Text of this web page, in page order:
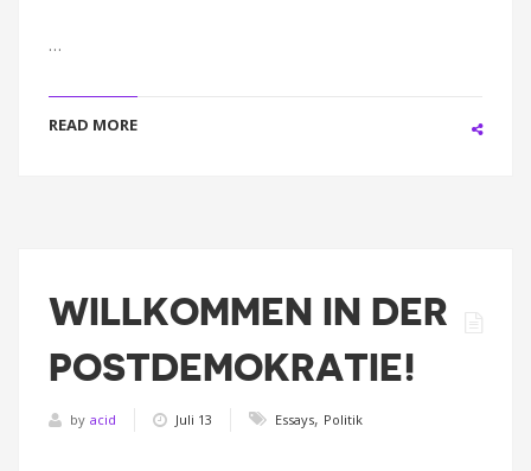
…
READ MORE
WILLKOMMEN IN DER
POSTDEMOKRATIE!
by acid Juli 13 Essays, Politik